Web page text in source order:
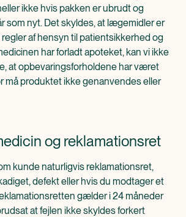
ikke hvis pakken er ubrudt og
som nyt. Det skyldes, at lægemidler er
af hensyn til patientsikkerhed og
har forladt apoteket, kan vi ikke
at opbevaringsforholdene har været
må produktet ikke genanvendes eller
og reklamationsret
kunde naturligvis reklamationsret,
defekt eller hvis du modtager et
gælder i 24 måneder
at fejlen ikke skyldes forkert